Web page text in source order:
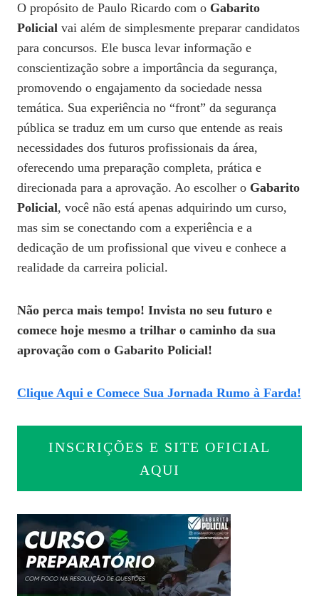
O propósito de Paulo Ricardo com o Gabarito
Policial vai além de simplesmente preparar candidatos
para concursos. Ele busca levar informação e
conscientização sobre a importância da segurança,
promovendo o engajamento da sociedade nessa
temática. Sua experiência no “front” da segurança
pública se traduz em um curso que entende as reais
necessidades dos futuros profissionais da área,
oferecendo uma preparação completa, prática e
direcionada para a aprovação. Ao escolher o Gabarito
Policial, você não está apenas adquirindo um curso,
mas sim se conectando com a experiência e a
dedicação de um profissional que viveu e conhece a
realidade da carreira policial.
Não perca mais tempo! Invista no seu futuro e
comece hoje mesmo a trilhar o caminho da sua
aprovação com o Gabarito Policial!
Clique Aqui e Comece Sua Jornada Rumo à Farda!
INSCRIÇÕES E SITE OFICIAL
AQUI